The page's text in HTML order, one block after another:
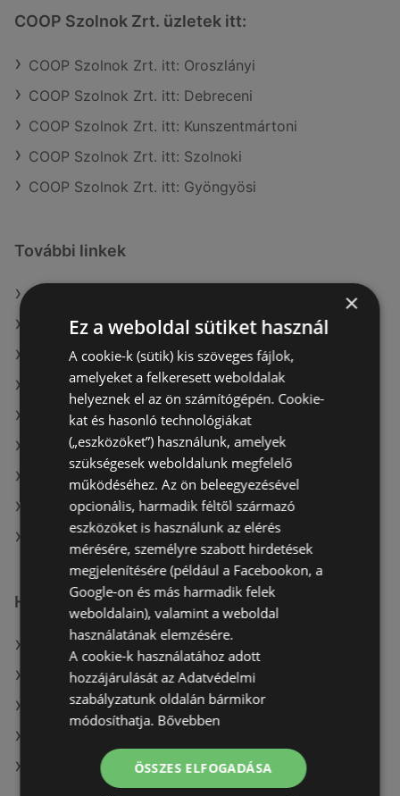
COOP Szolnok Zrt. üzletek itt:
COOP Szolnok Zrt. itt: Oroszlányi
COOP Szolnok Zrt. itt: Debreceni
COOP Szolnok Zrt. itt: Kunszentmártoni
COOP Szolnok Zrt. itt: Szolnoki
COOP Szolnok Zrt. itt: Gyöngyösi
További linkek
A(z) COOP Szolnok Zrt. ajánlatai
A(z) Tesco ajánlatai
A(z) CBA ajánlatai
A(z) Tesco aktuális akciós újságjai
A(z) Penny-Market Kft. aktuális akciós újságjai
A(z) ÁRKLUB aktuális akciós újságjai
A(z) Ecofamily aktuális akciós újságjai
A(z) Príma aktuális akciós újságjai
A(z) COOP Szolnok Zrt. üzletei itt: Téti
Hasonló kiskereskedők
A(z) Penny-Market Kft. ajánlatai
A(z) ALDI ajánlatai
A(z) Fressnapf-Hungária Kft. ajánlatai
A(z) Coop Tisza ajánlatai
×
Ez a weboldal sütiket használ
A cookie-k (sütik) kis szöveges fájlok,
amelyeket a felkeresett weboldalak
helyeznek el az ön számítógépén. Cookie-
kat és hasonló technológiákat
(„eszközöket”) használunk, amelyek
szükségesek weboldalunk megfelelő
működéséhez. Az ön beleegyezésével
opcionális, harmadik féltől származó
eszközöket is használunk az elérés
mérésére, személyre szabott hirdetések
megjelenítésére (például a Facebookon, a
Google-on és más harmadik felek
weboldalain), valamint a weboldal
használatának elemzésére.
A cookie-k használatához adott
hozzájárulását az Adatvédelmi
szabályzatunk oldalán bármikor
módosíthatja. Bővebben
ÖSSZES ELFOGADÁSA